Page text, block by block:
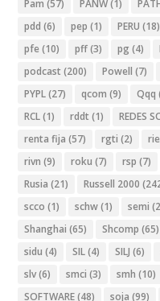
Pam (57) PANW(1)
pdd (6) pep (1) PERU (18)
pfe (10) pff(3) pg (4)
podcast (200) Powell (7)
PYPL(27) qcom (9) Qqq
RCL(1) rddt (1) REDES
renta fija (57) rgti (2)
rivn (9) roku (7) rsp (7)
Rusia (21) Russell 2000
scco (1) schw(1) semi
Shanghai (65) Shcomp (65)
sidu (4) SIL(4) SILJ (6)
slv(6) smci (3) smh (10)
SOFTWARE(48) soja (99)